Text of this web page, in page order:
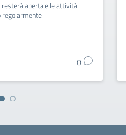
resterà aperta e le attività
regolarmente.
0